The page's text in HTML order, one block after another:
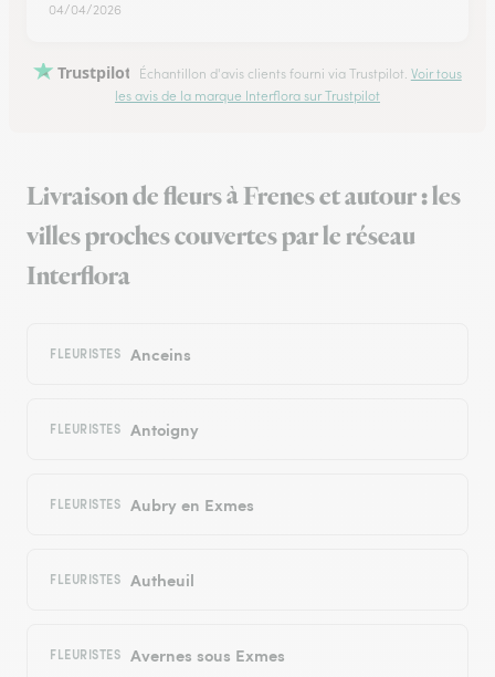
04/04/2026
Trustpilot Échantillon d'avis clients fourni via Trustpilot. Voir tous
les avis de la marque Interflora sur Trustpilot
Livraison de fleurs à Frenes et autour : les
villes proches couvertes par le réseau
Interflora
FLEURISTES Anceins
FLEURISTES Antoigny
FLEURISTES Aubry en Exmes
FLEURISTES Autheuil
FLEURISTES Avernes sous Exmes